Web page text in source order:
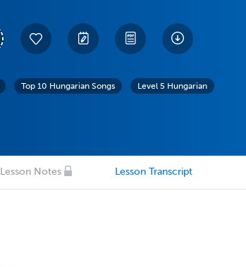
Top 10 Hungarian Songs
Level 5 Hungarian
Lesson Notes Lesson Transcript